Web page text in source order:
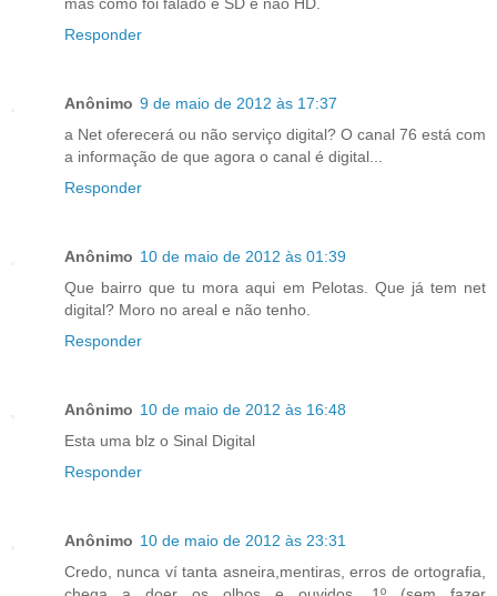
Responder
Anônimo 9 de maio de 2012 às 17:37
a Net oferecerá ou não serviço digital? O canal 76 está com
a informação de que agora o canal é digital...
Responder
Anônimo 10 de maio de 2012 às 01:39
Que bairro que tu mora aqui em Pelotas. Que já tem net
digital? Moro no areal e não tenho.
Responder
Anônimo 10 de maio de 2012 às 16:48
Esta uma blz o Sinal Digital
Responder
Anônimo 10 de maio de 2012 às 23:31
Credo, nunca ví tanta asneira,mentiras, erros de ortografia,